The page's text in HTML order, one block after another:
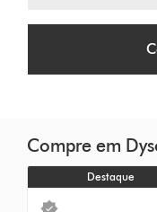
Compre em
Destaque